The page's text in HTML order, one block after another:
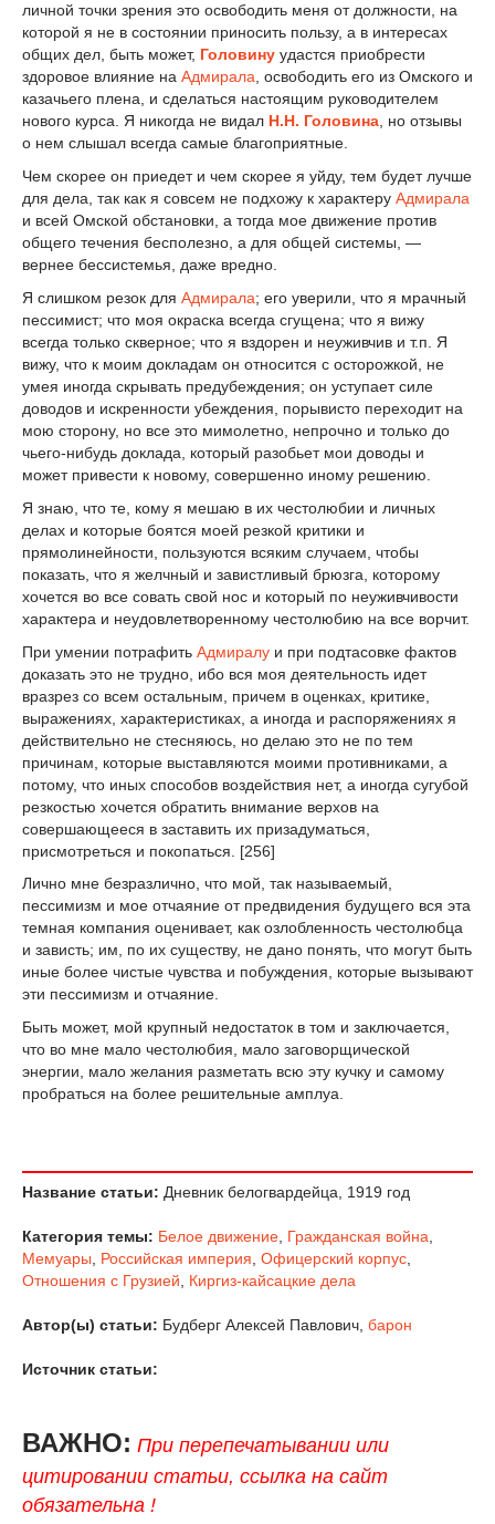
личной точки зрения это освободить меня от должности, на
которой я не в состоянии приносить пользу, а в интересах
общих дел, быть может, Головину удастся приобрести
здоровое влияние на Адмирала, освободить его из Омского и
казачьего плена, и сделаться настоящим руководителем
нового курса. Я никогда не видал Н.Н. Головина, но отзывы
о нем слышал всегда самые благоприятные.
Чем скорее он приедет и чем скорее я уйду, тем будет лучше
для дела, так как я совсем не подхожу к характеру Адмирала
и всей Омской обстановки, а тогда мое движение против
общего течения бесполезно, а для общей системы, —
вернее бессистемья, даже вредно.
Я слишком резок для Адмирала; его уверили, что я мрачный
пессимист; что моя окраска всегда сгущена; что я вижу
всегда только скверное; что я вздорен и неуживчив и т.п. Я
вижу, что к моим докладам он относится с осторожкой, не
умея иногда скрывать предубеждения; он уступает силе
доводов и искренности убеждения, порывисто переходит на
мою сторону, но все это мимолетно, непрочно и только до
чьего-нибудь доклада, который разобьет мои доводы и
может привести к новому, совершенно иному решению.
Я знаю, что те, кому я мешаю в их честолюбии и личных
делах и которые боятся моей резкой критики и
прямолинейности, пользуются всяким случаем, чтобы
показать, что я желчный и завистливый брюзга, которому
хочется во все совать свой нос и который по неуживчивости
характера и неудовлетворенному честолюбию на все ворчит.
При умении потрафить Адмиралу и при подтасовке фактов
доказать это не трудно, ибо вся моя деятельность идет
вразрез со всем остальным, причем в оценках, критике,
выражениях, характеристиках, а иногда и распоряжениях я
действительно не стесняюсь, но делаю это не по тем
причинам, которые выставляются моими противниками, а
потому, что иных способов воздействия нет, а иногда сугубой
резкостью хочется обратить внимание верхов на
совершающееся в заставить их призадуматься,
присмотреться и покопаться. [256]
Лично мне безразлично, что мой, так называемый,
пессимизм и мое отчаяние от предвидения будущего вся эта
темная компания оценивает, как озлобленность честолюбца
и зависть; им, по их существу, не дано понять, что могут быть
иные более чистые чувства и побуждения, которые вызывают
эти пессимизм и отчаяние.
Быть может, мой крупный недостаток в том и заключается,
что во мне мало честолюбия, мало заговорщической
энергии, мало желания разметать всю эту кучку и самому
пробраться на более решительные амплуа.
Название статьи: Дневник белогвардейца, 1919 год
Категория темы: Белое движение Гражданская война
Мемуары
Российская империя Офицерский корпус
Отношения с Грузией
Киргиз-кайсацкие дела
Автор(ы) статьи: Будберг Алексей Павлович, барон
Источник статьи:
ВАЖНО: При перепечатывании или
цитировании статьи, ссылка на сайт
обязательна !